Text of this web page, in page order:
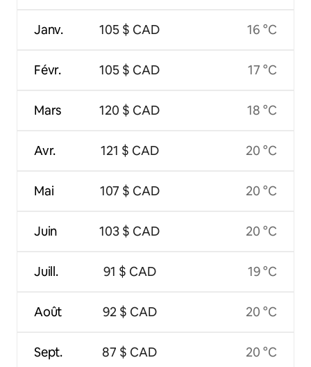
Janv.
Févr.
Mars
Avr.
Mai
Juin
Juill.
Août
Sept.
105 $ CAD
105 $ CAD
120 $ CAD
121 $ CAD
107 $ CAD
103 $ CAD
91 $ CAD
92 $ CAD
87 $ CAD
16 °C
17 °C
18 °C
20 °C
20 °C
20 °C
19 °C
20 °C
20 °C